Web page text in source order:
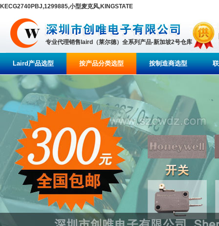
KECG2740PBJ,1299885,小型麦克风,KINGSTATE
专业代理销售laird（莱尔德）全系列产品-新加坡2号仓库
Laird产品选型 按产品分类选型 按制造商选型